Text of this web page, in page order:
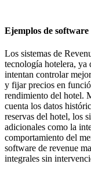
Ejemplos de software
Los sistemas de
tecnología hotelera, ya
intentan controlar
y fijar precios en
rendimiento del hotel.
cuenta los datos
reservas del hotel, los
adicionales como la
comportamiento del
software de revenue
integrales sin